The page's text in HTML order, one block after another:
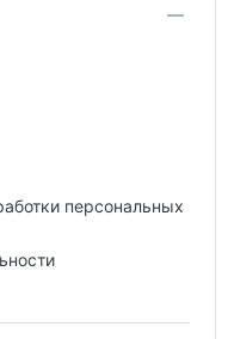
персональных